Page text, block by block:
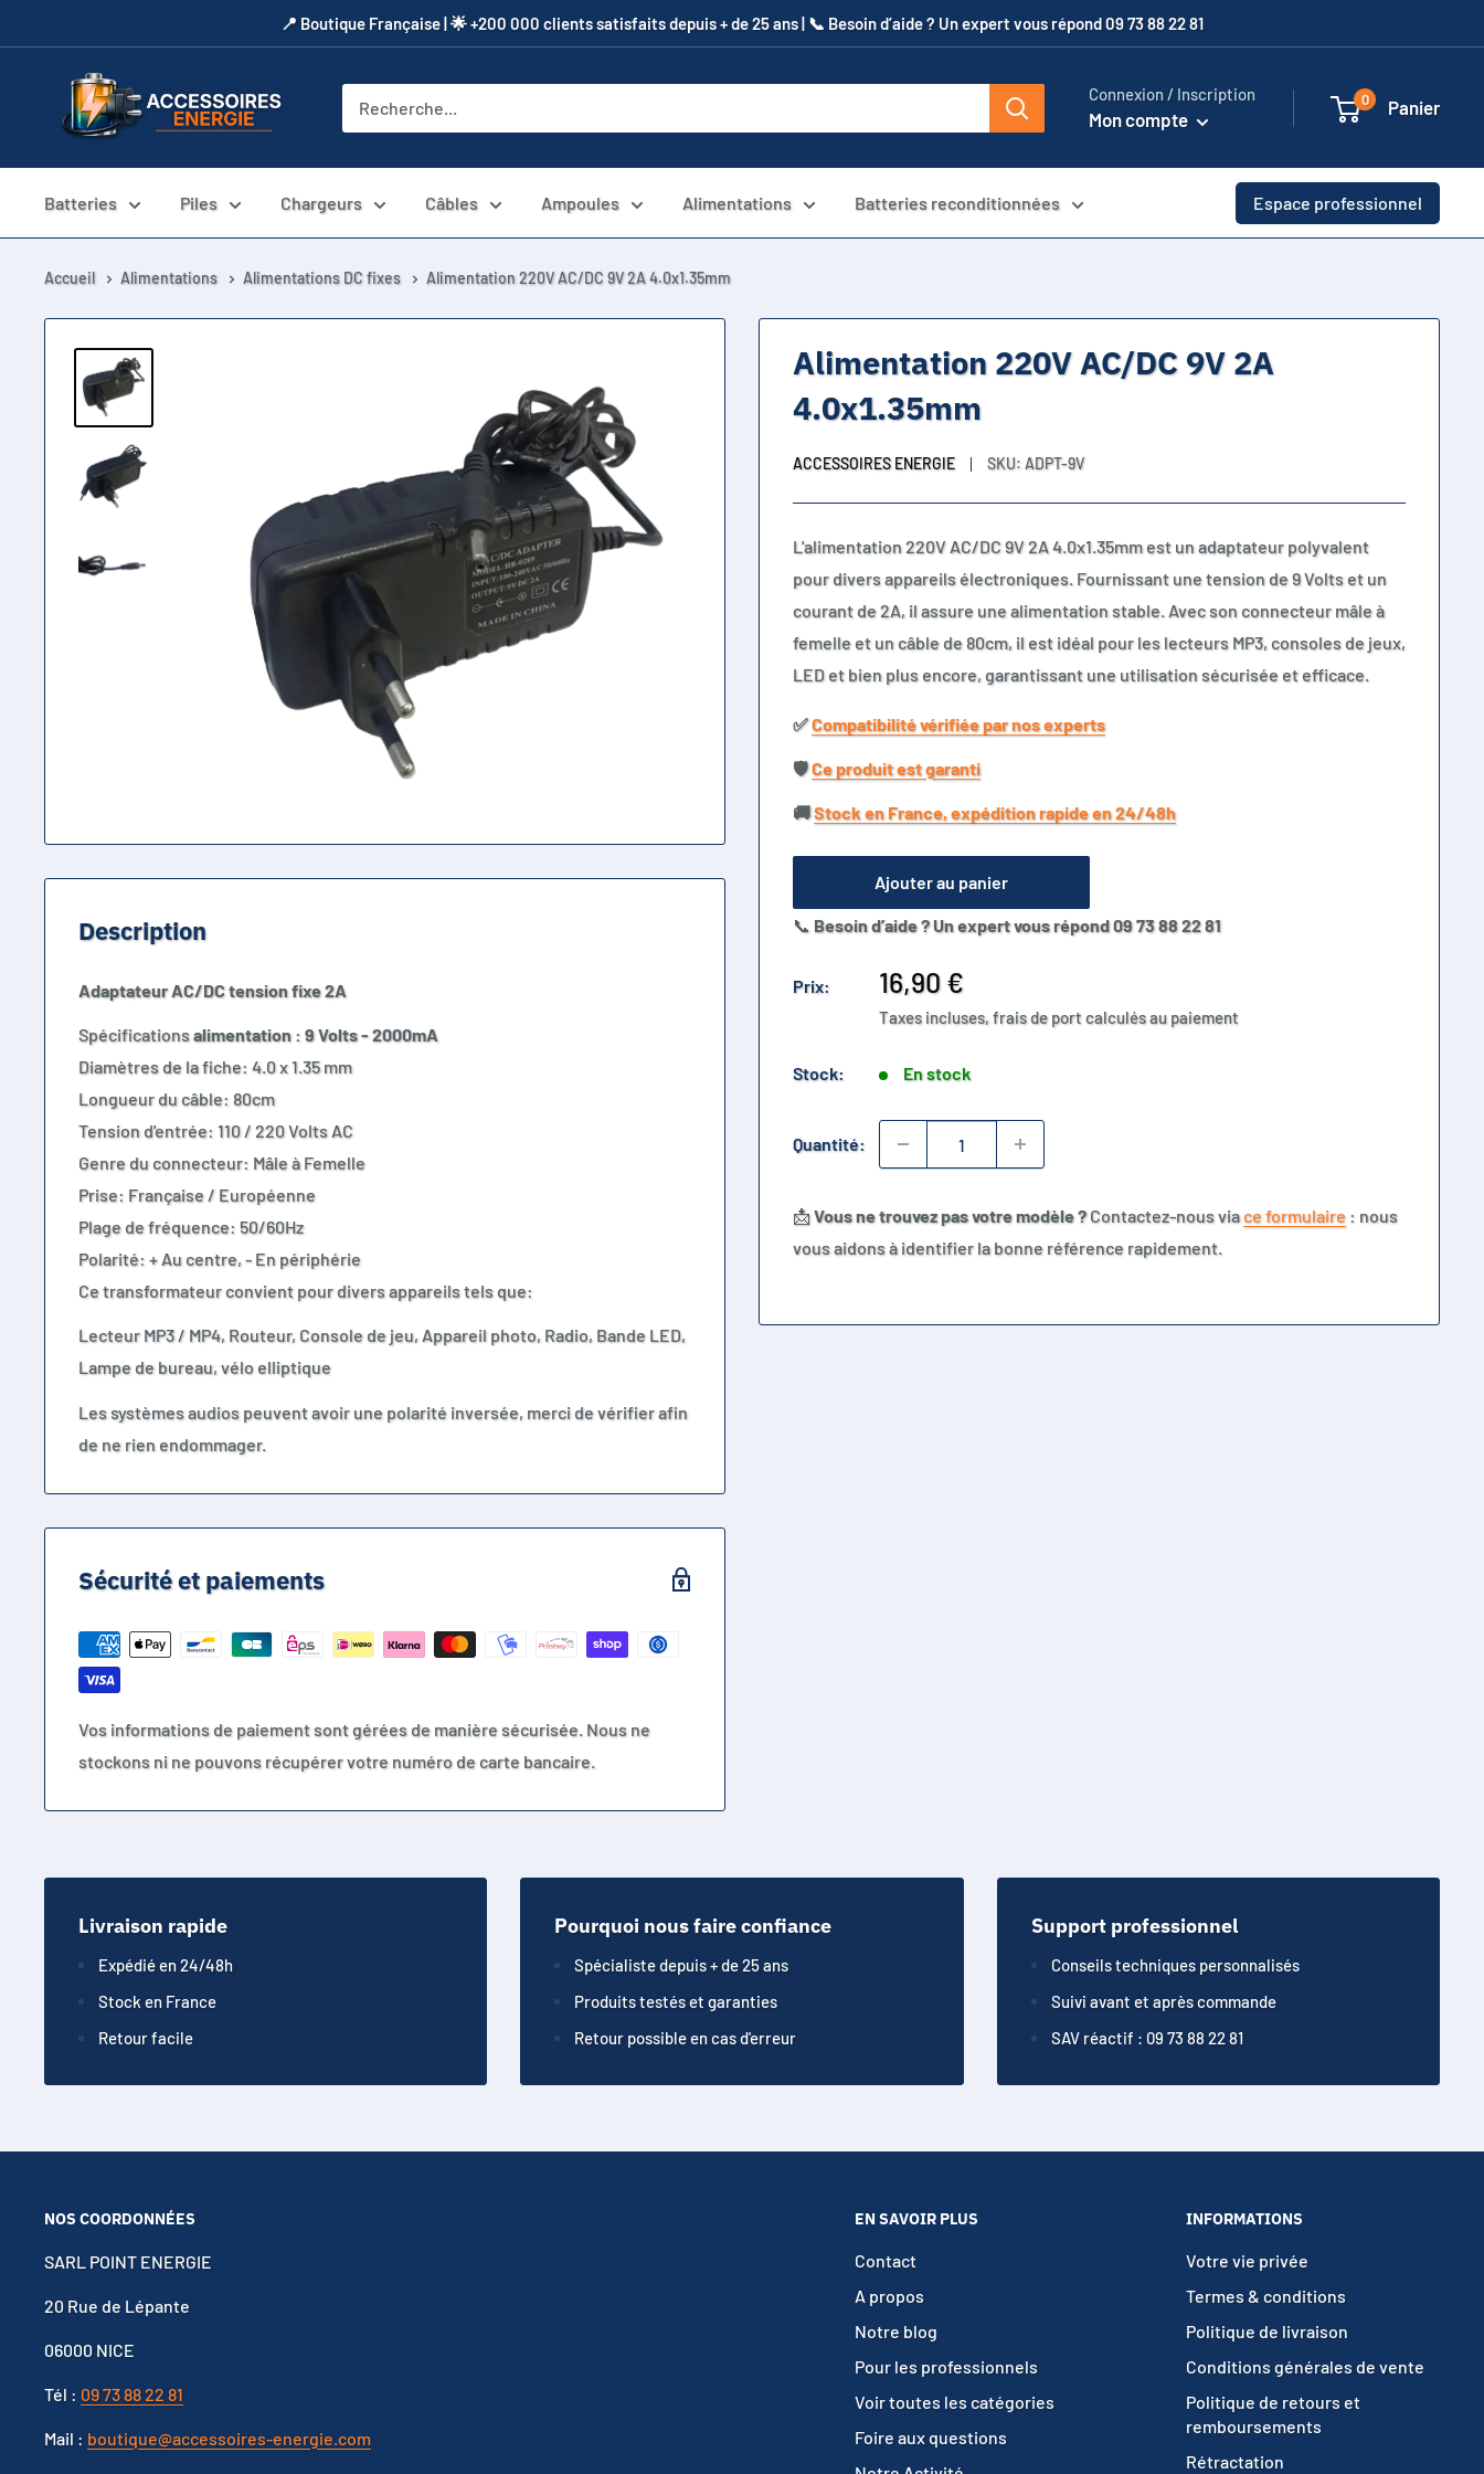
au
​📍​ Boutique Française | 🌟 +200 000 clients satisfaits depuis + de 25 ans | 📞​ Besoin d’aide ? Un expert vous répond 09 73 88 22 81
Accessoires
Energie
Connexion / Inscription
Mon compte
0 Panier
Batteries Piles Chargeurs Câbles Ampoules Alimentations Batteries reconditionnées Espace professionnel
Accueil Alimentations Alimentations DC fixes Alimentation 220V AC/DC 9V 2A 4.0x1.35mm
Alimentation 220V AC/DC 9V 2A
4.0x1.35mm
ACCESSOIRES ENERGIE SKU: ADPT-9V
L'alimentation 220V AC/DC 9V 2A 4.0x1.35mm est un adaptateur polyvalent
pour divers appareils électroniques. Fournissant une tension de 9 Volts et un
courant de 2A, il assure une alimentation stable. Avec son connecteur mâle à
femelle et un câble de 80cm, il est idéal pour les lecteurs MP3, consoles de jeux,
LED et bien plus encore, garantissant une utilisation sécurisée et efficace.
✅​Compatibilité vérifiée par nos experts
🛡️​Ce produit est garanti
🚚​Stock en France, expédition rapide en 24/48h
Ajouter au panier
📞 Besoin d’aide ? Un expert vous répond 09 73 88 22 81
Prix:
Prix
réduit
16,90 €
Taxes incluses, frais de port calculés au paiement
Stock: En stock
Quantité:
📩Vous ne trouvez pas votre modèle ?Contactez-nous viace formulaire : nous
vous aidons à identifier la bonne référence rapidement.
Description
Adaptateur AC/DC tension fixe 2A
Spécificationsalimentation : 9 Volts - 2000mA
Diamètres de la fiche: 4.0 x 1.35 mm
Longueur du câble: 80cm
Tension d'entrée: 110 / 220 Volts AC
Genre du connecteur: Mâle à Femelle
Prise: Française / Européenne
Plage de fréquence: 50/60Hz
Polarité: + Au centre, - En périphérie
Ce transformateur convient pour divers appareils tels que:
Lecteur MP3 / MP4, Routeur, Console de jeu, Appareil photo, Radio, Bande LED,
Lampe de bureau, vélo elliptique
Les systèmes audios peuvent avoir une polarité inversée, merci de vérifier afin
de ne rien endommager.
Sécurité et paiements
Vos informations de paiement sont gérées de manière sécurisée. Nous ne
stockons ni ne pouvons récupérer votre numéro de carte bancaire.
Livraison rapide
Expédié en 24/48h
Stock en France
Retour facile
Pourquoi nous faire confiance
Spécialiste depuis + de 25 ans
Produits testés et garanties
Retour possible en cas d'erreur
Support professionnel
Conseils techniques personnalisés
Suivi avant et après commande
SAV réactif : 09 73 88 22 81
NOS COORDONNÉES
SARL POINT ENERGIE
20 Rue de Lépante
06000 NICE
Tél : 09 73 88 22 81
Mail : boutique@accessoires-energie.com
EN SAVOIR PLUS
Contact
A propos
Notre blog
Pour les professionnels
Voir toutes les catégories
Foire aux questions
INFORMATIONS
Votre vie privée
Termes & conditions
Politique de livraison
Conditions générales de vente
Politique de retours et
remboursements
Rétractation